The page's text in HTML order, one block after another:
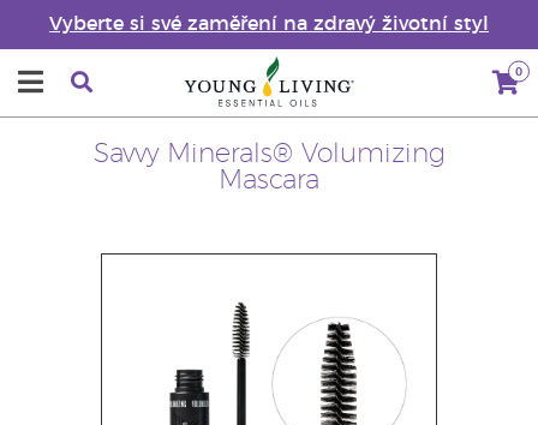
Vyberte si své zaměření na zdravý životní styl
0
Savvy Minerals® Volumizing
Mascara